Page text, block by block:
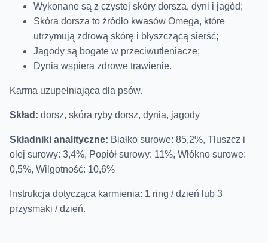
Wykonane są z czystej skóry dorsza, dyni i jagód;
Skóra dorsza to źródło kwasów Omega, które
utrzymują zdrową skórę i błyszczącą sierść;
Jagody są bogate w przeciwutleniacze;
Dynia wspiera zdrowe trawienie.
Karma uzupełniająca dla psów.
Skład: dorsz, skóra ryby dorsz, dynia, jagody
Składniki analityczne: Białko surowe: 85,2%, Tłuszcz i
olej surowy: 3,4%, Popiół surowy: 11%, Włókno surowe:
0,5%, Wilgotność: 10,6%
Instrukcja dotycząca karmienia: 1 ring / dzień lub 3
przysmaki / dzień.